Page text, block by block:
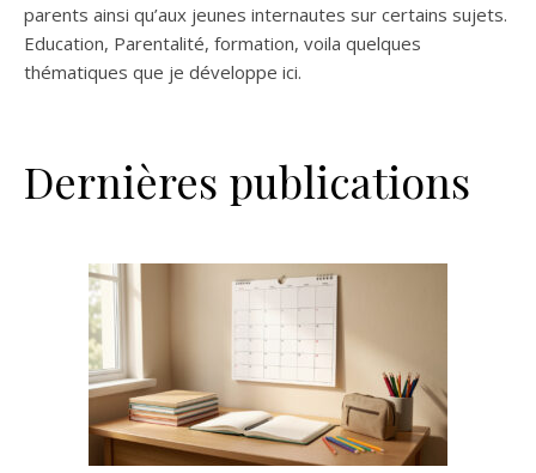
parents ainsi qu’aux jeunes internautes sur certains sujets.
Education, Parentalité, formation, voila quelques
thématiques que je développe ici.
Dernières publications